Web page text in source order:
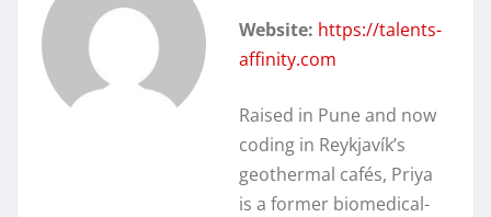
Website: https://talents-
affinity.com
Raised in Pune and now
coding in Reykjavík’s
geothermal cafés, Priya
is a former biomedical-